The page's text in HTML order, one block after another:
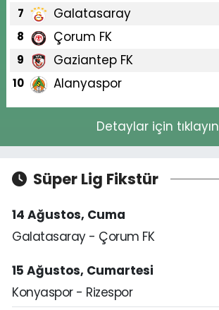
7 Galatasaray
8 Çorum FK
9 Gaziantep FK
10 Alanyaspor
Detaylar için tıklayın
Süper Lig Fikstür
14 Ağustos, Cuma
Galatasaray - Çorum FK
15 Ağustos, Cumartesi
Konyaspor - Rizespor